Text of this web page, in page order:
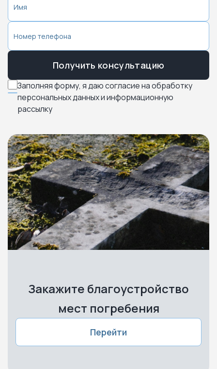
Заполняя форму, я даю согласие на обработку
персональных данных и информационную
рассылку
Получить консультацию
Закажите благоустройство
мест погребения
Перейти